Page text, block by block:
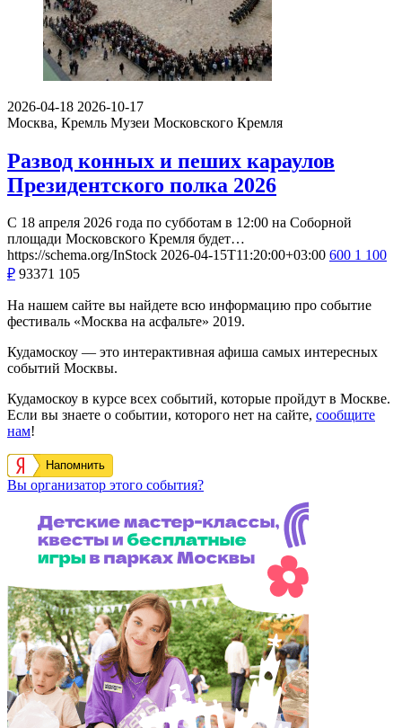
2026-04-18 2026-10-17
Москва, Кремль Музеи Московского Кремля
Развод конных и пеших караулов
Президентского полка 2026
С 18 апреля 2026 года по субботам в 12:00 на Соборной
площади Московского Кремля будет…
https://schema.org/InStock 2026-04-15T11:20:00+03:00 600 1 100
₽ 93371 105
На нашем сайте вы найдете всю информацию про событие
фестиваль «Москва на асфальте» 2019.
Кудамоскоу — это интерактивная афиша самых интересных
событий Москвы.
Кудамоскоу в курсе всех событий, которые пройдут в Москве.
Если вы знаете о событии, которого нет на сайте, сообщите
нам!
Напомнить
Вы организатор этого события?